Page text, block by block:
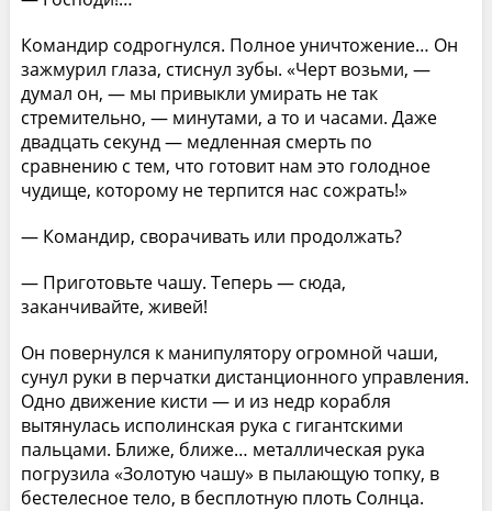
Командир содрогнулся. Полное уничтожение… Он
зажмурил глаза, стиснул зубы. «Черт возьми, —
думал он, — мы привыкли умирать не так
стремительно, — минутами, а то и часами. Даже
двадцать секунд — медленная смерть по
сравнению с тем, что готовит нам это голодное
чудище, которому не терпится нас сожрать!»
— Командир, сворачивать или продолжать?
— Приготовьте чашу. Теперь — сюда,
заканчивайте, живей!
Он повернулся к манипулятору огромной чаши,
сунул руки в перчатки дистанционного управления.
Одно движение кисти — и из недр корабля
вытянулась исполинская рука с гигантскими
пальцами. Ближе, ближе… металлическая рука
погрузила «Золотую чашу» в пылающую топку, в
бестелесное тело, в бесплотную плоть Солнца.